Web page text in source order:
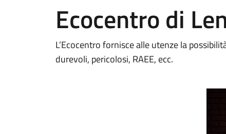
Ecocentro di
L’Ecocentro fornisce alle utenze la
durevoli, pericolosi, RAEE, ecc.